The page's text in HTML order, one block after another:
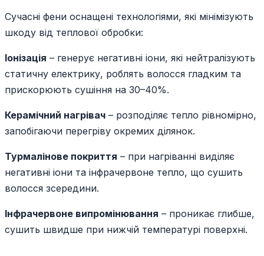
Сучасні фени оснащені технологіями, які мінімізують
шкоду від теплової обробки:
Іонізація – генерує негативні іони, які нейтралізують
статичну електрику, роблять волосся гладким та
прискорюють сушіння на 30–40%.
Керамічний нагрівач – розподіляє тепло рівномірно,
запобігаючи перегріву окремих ділянок.
Турмалінове покриття – при нагріванні виділяє
негативні іони та інфрачервоне тепло, що сушить
волосся зсередини.
Інфрачервоне випромінювання – проникає глибше,
сушить швидше при нижчій температурі поверхні.